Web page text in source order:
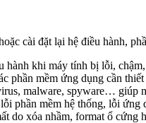
cài đặt lại hệ điều hành,
hành khi máy tính bị lỗi,
phần mềm ứng dụng cần
malware, spyware… giúp
phần mềm hệ thống, lỗi
do xóa nhầm, format ổ cứng